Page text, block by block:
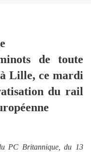
de toute
Lille, ce mardi
du rail
PC Britannique, du 13